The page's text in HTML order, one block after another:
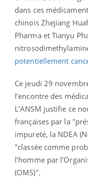
dans ces
chinois Zhejiang
Pharma et Tianyu
potentiellement
Ce jeudi 29
l’encontre des
L’ANSM justifie ce
françaises par la
impureté, la NDEA
"classée comme
l’homme par
(OMS)".